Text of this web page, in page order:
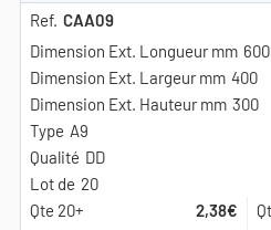
CAA09
600
400
300
A9
DD
20
2,38€